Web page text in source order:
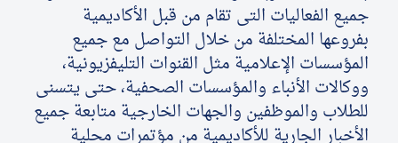
التدريب والخدمة المجتمعية
الإستشارات
جميع الفعاليات التى تقام من قبل الأكاديمية
بفروعها المختلفة من خلال التواصل مع جميع
المؤسسات الإعلامية مثل القنوات التليفزيونية،
ووكالات الأنباء والمؤسسات الصحفية، حتى يتسنى
للطلاب والموظفين والجهات الخارجية متابعة جميع
الأخبار الجارية للأكاديمية من مؤتمرات محلية